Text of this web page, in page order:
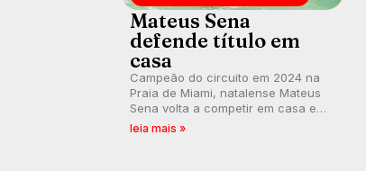
Mateus Sena
defende título em
casa
Campeão do circuito em 2024 na
Praia de Miami, natalense Mateus
Sena volta a competir em casa em
busca de manter a hegemonia
leia mais »